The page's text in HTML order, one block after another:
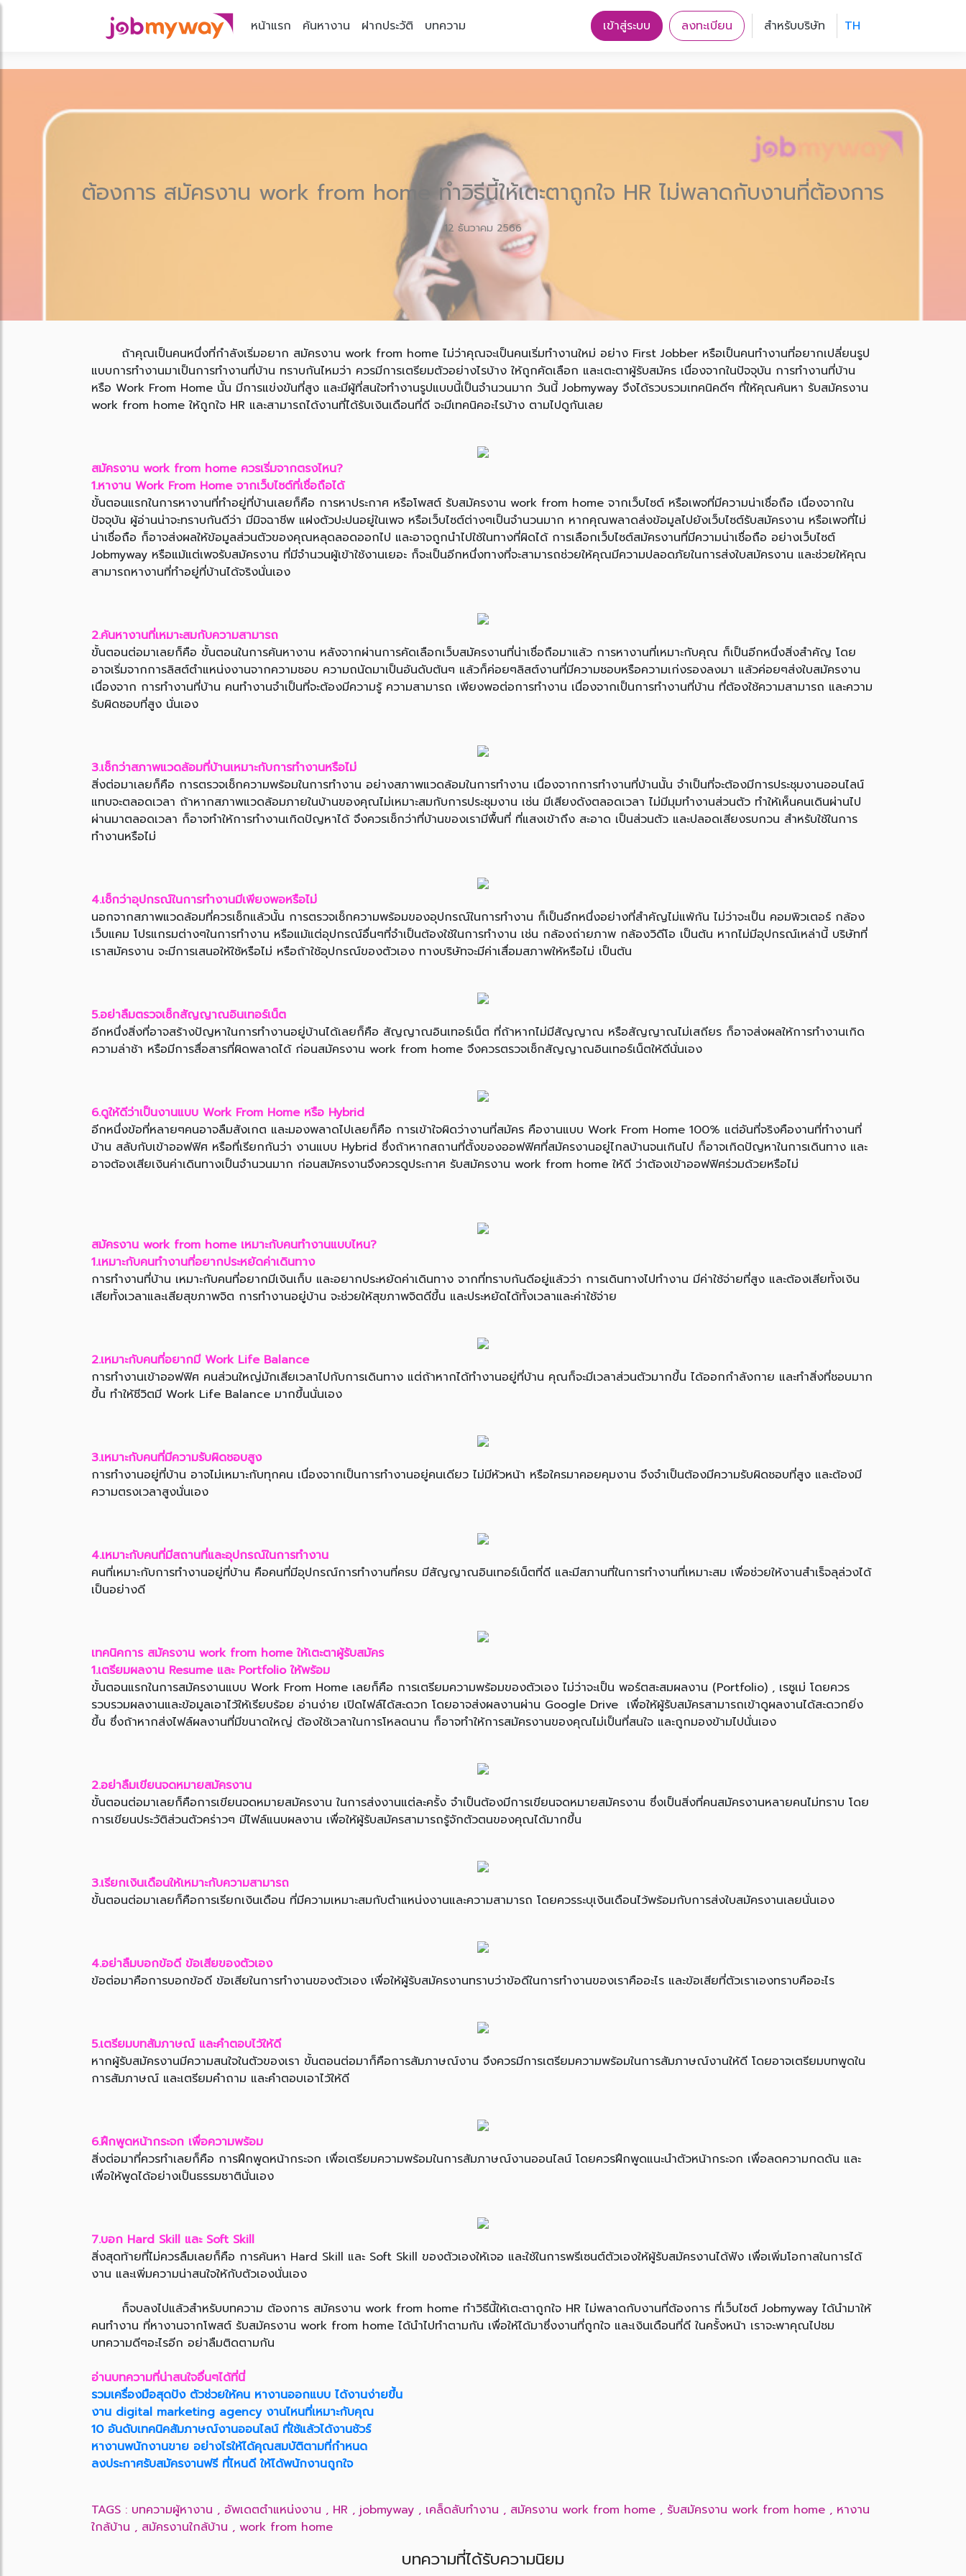
หน้าแรก ค้นหางาน ฝากประวัติ บทความ เข้าสู่ระบบ ลงทะเบียน สำหรับบริษัท TH
ต้องการ สมัครงาน work from home ทำวิธีนี้ให้เตะตาถูกใจ HR ไม่พลาดกับงานที่ต้องการ
12 ธันวาคม 2566
ถ้าคุณเป็นคนหนึ่งที่กำลังเริ่มอยาก สมัครงาน work from home ไม่ว่าคุณจะเป็นคนเริ่มทำงานใหม่ อย่าง First Jobber หรือเป็นคนทำงานที่อยากเปลี่ยนรูป
แบบการทำงานมาเป็นการทำงานที่บ้าน ทราบกันไหมว่า ควรมีการเตรียมตัวอย่างไรบ้าง ให้ถูกคัดเลือก และเตะตาผู้รับสมัคร เนื่องจากในปัจจุบัน การทำงานที่บ้าน
หรือ Work From Home นั้น มีการแข่งขันที่สูง และมีผู้ที่สนใจทำงานรูปแบบนี้เป็นจำนวนมาก วันนี้ Jobmyway จึงได้รวบรวมเทคนิคดีๆ ที่ให้คุณค้นหา รับสมัครงาน
work from home ให้ถูกใจ HR และสามารถได้งานที่ได้รับเงินเดือนที่ดี จะมีเทคนิคอะไรบ้าง ตามไปดูกันเลย
สมัครงาน work from home ควรเริ่มจากตรงไหน?
1.หางาน Work From Home จากเว็บไซต์ที่เชื่อถือได้
ขั้นตอนแรกในการหางานที่ทำอยู่ที่บ้านเลยก็คือ การหาประกาศ หรือโพสต์ รับสมัครงาน work from home จากเว็บไซต์ หรือเพจที่มีความน่าเชื่อถือ เนื่องจากใน
ปัจจุบัน ผู้อ่านน่าจะทราบกันดีว่า มีมิจฉาชีพ แฝงตัวปะปนอยู่ในเพจ หรือเว็บไซต์ต่างๆเป็นจำนวนมาก หากคุณพลาดส่งข้อมูลไปยังเว็บไซต์รับสมัครงาน หรือเพจที่ไม่
น่าเชื่อถือ ก็อาจส่งผลให้ข้อมูลส่วนตัวของคุณหลุดลอดออกไป และอาจถูกนำไปใช้ในทางที่ผิดได้ การเลือกเว็บไซต์สมัครงานที่มีความน่าเชื่อถือ อย่างเว็บไซต์
Jobmyway หรือแม้แต่เพจรับสมัครงาน ที่มีจำนวนผู้เข้าใช้งานเยอะ ก็จะเป็นอีกหนึ่งทางที่จะสามารถช่วยให้คุณมีความปลอดภัยในการส่งใบสมัครงาน และช่วยให้คุณ
สามารถหางานที่ทำอยู่ที่บ้านได้จริงนั่นเอง
2.ค้นหางานที่เหมาะสมกับความสามารถ
ขั้นตอนต่อมาเลยก็คือ ขั้นตอนในการค้นหางาน หลังจากผ่านการคัดเลือกเว็บสมัครงานที่น่าเชื่อถือมาแล้ว การหางานที่เหมาะกับคุณ ก็เป็นอีกหนึ่งสิ่งสำคัญ โดย
อาจเริ่มจากการลิสต์ตำแหน่งงานจากความชอบ ความถนัดมาเป็นอันดับต้นๆ แล้วก็ค่อยๆลิสต์งานที่มีความชอบหรือความเก่งรองลงมา แล้วค่อยๆส่งใบสมัครงาน
เนื่องจาก การทำงานที่บ้าน คนทำงานจำเป็นที่จะต้องมีความรู้ ความสามารถ เพียงพอต่อการทำงาน เนื่องจากเป็นการทำงานที่บ้าน ที่ต้องใช้ความสามารถ และความ
รับผิดชอบที่สูง นั่นเอง
3.เช็กว่าสภาพแวดล้อมที่บ้านเหมาะกับการทำงานหรือไม่
สิ่งต่อมาเลยก็คือ การตรวจเช็กความพร้อมในการทำงาน อย่างสภาพแวดล้อมในการทำงาน เนื่องจากการทำงานที่บ้านนั้น จำเป็นที่จะต้องมีการประชุมงานออนไลน์
แทบจะตลอดเวลา ถ้าหากสภาพแวดล้อมภายในบ้านของคุณไม่เหมาะสมกับการประชุมงาน เช่น มีเสียงดังตลอดเวลา ไม่มีมุมทำงานส่วนตัว ทำให้เห็นคนเดินผ่านไป
ผ่านมาตลอดเวลา ก็อาจทำให้การทำงานเกิดปัญหาได้ จึงควรเช็กว่าที่บ้านของเรามีพื้นที่ ที่แสงเข้าถึง สะอาด เป็นส่วนตัว และปลอดเสียงรบกวน สำหรับใช้ในการ
ทำงานหรือไม่
4.เช็กว่าอุปกรณ์ในการทำงานมีเพียงพอหรือไม่
นอกจากสภาพแวดล้อมที่ควรเช็กแล้วนั้น การตรวจเช็กความพร้อมของอุปกรณ์ในการทำงาน ก็เป็นอึกหนึ่งอย่างที่สำคัญไม่แพ้กัน ไม่ว่าจะเป็น คอมพิวเตอร์ กล้อง
เว็บแคม โปรแกรมต่างๆในการทำงาน หรือแม้แต่อุปกรณ์อื่นๆที่จำเป็นต้องใช้ในการทำงาน เช่น กล้องถ่ายภาพ กล้องวิดีโอ เป็นต้น หากไม่มีอุปกรณ์เหล่านี้ บริษัทที่
เราสมัครงาน จะมีการเสนอให้ใช้หรือไม่ หรือถ้าใช้อุปกรณ์ของตัวเอง ทางบริษัทจะมีค่าเสื่อมสภาพให้หรือไม่ เป็นต้น
5.อย่าลืมตรวจเช็กสัญญาณอินเทอร์เน็ต
อีกหนึ่งสิ่งที่อาจสร้างปัญหาในการทำงานอยู่บ้านได้เลยก็คือ สัญญาณอินเทอร์เน็ต ที่ถ้าหากไม่มีสัญญาณ หรือสัญญาณไม่เสถียร ก็อาจส่งผลให้การทำงานเกิด
ความล่าช้า หรือมีการสื่อสารที่ผิดพลาดได้ ก่อนสมัครงาน work from home จึงควรตรวจเช็กสัญญาณอินเทอร์เน็ตให้ดีนั่นเอง
6.ดูให้ดีว่าเป็นงานแบบ Work From Home หรือ Hybrid
อีกหนึ่งข้อที่หลายๆคนอาจลืมสังเกต และมองพลาดไปเลยก็คือ การเข้าใจผิดว่างานที่สมัคร คืองานแบบ Work From Home 100% แต่อันที่จริงคืองานที่ทำงานที่
บ้าน สลับกับเข้าออฟฟิศ หรือที่เรียกกันว่า งานแบบ Hybrid ซึ่งถ้าหากสถานที่ตั้งของออฟฟิศที่สมัครงานอยู่ไกลบ้านจนเกินไป ก็อาจเกิดปัญหาในการเดินทาง และ
อาจต้องเสียเงินค่าเดินทางเป็นจำนวนมาก ก่อนสมัครงานจึงควรดูประกาศ รับสมัครงาน work from home ให้ดี ว่าต้องเข้าออฟฟิศร่วมด้วยหรือไม่
สมัครงาน work from home เหมาะกับคนทำงานแบบไหน?
1.เหมาะกับคนทำงานที่อยากประหยัดค่าเดินทาง
การทำงานที่บ้าน เหมาะกับคนที่อยากมีเงินเก็บ และอยากประหยัดค่าเดินทาง จากที่ทราบกันดีอยู่แล้วว่า การเดินทางไปทำงาน มีค่าใช้จ่ายที่สูง และต้องเสียทั้งเงิน
เสียทั้งเวลาและเสียสุขภาพจิต การทำงานอยู่บ้าน จะช่วยให้สุขภาพจิตดีขึ้น และประหยัดได้ทั้งเวลาและค่าใช้จ่าย
2.เหมาะกับคนที่อยากมี Work Life Balance
การทำงานเข้าออฟฟิศ คนส่วนใหญ่มักเสียเวลาไปกับการเดินทาง แต่ถ้าหากได้ทำงานอยู่ที่บ้าน คุณก็จะมีเวลาส่วนตัวมากขึ้น ได้ออกกำลังกาย และทำสิ่งที่ชอบมาก
ขึ้น ทำให้ชีวิตมี Work Life Balance มากขึ้นนั่นเอง
3.เหมาะกับคนที่มีความรับผิดชอบสูง
การทำงานอยู่ที่บ้าน อาจไม่เหมาะกับทุกคน เนื่องจากเป็นการทำงานอยู่คนเดียว ไม่มีหัวหน้า หรือใครมาคอยคุมงาน จึงจำเป็นต้องมีความรับผิดชอบที่สูง และต้องมี
ความตรงเวลาสูงนั่นเอง
4.เหมาะกับคนที่มีสถานที่และอุปกรณ์ในการทำงาน
คนที่เหมาะกับการทำงานอยู่ที่บ้าน คือคนที่มีอุปกรณ์การทำงานที่ครบ มีสัญญาณอินเทอร์เน็ตที่ดี และมีสภานที่ในการทำงานที่เหมาะสม เพื่อช่วยให้งานสำเร็จลุล่วงได้
เป็นอย่างดี
เทคนิคการ สมัครงาน work from home ให้เตะตาผู้รับสมัคร
1.เตรียมผลงาน Resume และ Portfolio ให้พร้อม
ขั้นตอนแรกในการสมัครงานแบบ Work From Home เลยก็คือ การเตรียมความพร้อมของตัวเอง ไม่ว่าจะเป็น พอร์ตสะสมผลงาน (Portfolio) , เรซูเม่ โดยควร
รวบรวมผลงานและข้อมูลเอาไว้ให้เรียบร้อย อ่านง่าย เปิดไฟล์ได้สะดวก โดยอาจส่งผลงานผ่าน Google Drive เพื่อให้ผู้รับสมัครสามารถเข้าดูผลงานได้สะดวกยิ่ง
ขึ้น ซึ่งถ้าหากส่งไฟล์ผลงานที่มีขนาดใหญ่ ต้องใช้เวลาในการโหลดนาน ก็อาจทำให้การสมัครงานของคุณไม่เป็นที่สนใจ และถูกมองข้ามไปนั่นเอง
2.อย่าลืมเขียนจดหมายสมัครงาน
ขั้นตอนต่อมาเลยก็คือการเขียนจดหมายสมัครงาน ในการส่งงานแต่ละครั้ง จำเป็นต้องมีการเขียนจดหมายสมัครงาน ซึ่งเป็นสิ่งที่คนสมัครงานหลายคนไม่ทราบ โดย
การเขียนประวัติส่วนตัวคร่าวๆ มีไฟล์แนบผลงาน เพื่อให้ผู้รับสมัครสามารถรู้จักตัวตนของคุณได้มากขึ้น
3.เรียกเงินเดือนให้เหมาะกับความสามารถ
ขั้นตอนต่อมาเลยก็คือการเรียกเงินเดือน ที่มีความเหมาะสมกับตำแหน่งงานและความสามารถ โดยควรระบุเงินเดือนไว้พร้อมกับการส่งใบสมัครงานเลยนั่นเอง
4.อย่าลืมบอกข้อดี ข้อเสียของตัวเอง
ข้อต่อมาคือการบอกข้อดี ข้อเสียในการทำงานของตัวเอง เพื่อให้ผู้รับสมัครงานทราบว่าข้อดีในการทำงานของเราคืออะไร และข้อเสียที่ตัวเราเองทราบคืออะไร
5.เตรียมบทสัมภาษณ์ และคำตอบไว้ให้ดี
หากผู้รับสมัครงานมีความสนใจในตัวของเรา ขั้นตอนต่อมาก็คือการสัมภาษณ์งาน จึงควรมีการเตรียมความพร้อมในการสัมภาษณ์งานให้ดี โดยอาจเตรียมบทพูดใน
การสัมภาษณ์ และเตรียมคำถาม และคำตอบเอาไว้ให้ดี
6.ฝึกพูดหน้ากระจก เพื่อความพร้อม
สิ่งต่อมาที่ควรทำเลยก็คือ การฝึกพูดหน้ากระจก เพื่อเตรียมความพร้อมในการสัมภาษณ์งานออนไลน์ โดยควรฝึกพูดแนะนำตัวหน้ากระจก เพื่อลดความกดดัน และ
เพื่อให้พูดได้อย่างเป็นธรรมชาตินั่นเอง
7.บอก Hard Skill และ Soft Skill
สิ่งสุดท้ายที่ไม่ควรลืมเลยก็คือ การค้นหา Hard Skill และ Soft Skill ของตัวเองให้เจอ และใช้ในการพรีเซนต์ตัวเองให้ผู้รับสมัครงานได้ฟัง เพื่อเพิ่มโอกาสในการได้
งาน และเพิ่มความน่าสนใจให้กับตัวเองนั่นเอง
ก็จบลงไปแล้วสำหรับบทความ ต้องการ สมัครงาน work from home ทำวิธีนี้ให้เตะตาถูกใจ HR ไม่พลาดกับงานที่ต้องการ ที่เว็บไซต์ Jobmyway ได้นำมาให้
คนทำงาน ที่หางานจากโพสต์ รับสมัครงาน work from home ได้นำไปทำตามกัน เพื่อให้ได้มาซึ่งงานที่ถูกใจ และเงินเดือนที่ดี ในครั้งหน้า เราจะพาคุณไปชม
บทความดีๆอะไรอีก อย่าลืมติดตามกัน
อ่านบทความที่น่าสนใจอื่นๆได้ที่นี่
รวมเครื่องมือสุดปัง ตัวช่วยให้คน หางานออกแบบ ได้งานง่ายขึ้น
งาน digital marketing agency งานไหนที่เหมาะกับคุณ
10 อันดับเทคนิคสัมภาษณ์งานออนไลน์ ที่ใช้แล้วได้งานชัวร์
หางานพนักงานขาย อย่างไรให้ได้คุณสมบัติตามที่กำหนด
ลงประกาศรับสมัครงานฟรี ที่ไหนดี ให้ได้พนักงานถูกใจ
TAGS : บทความผู้หางาน , อัพเดตตำแหน่งงาน , HR , jobmyway , เคล็ดลับทำงาน , สมัครงาน work from home , รับสมัครงาน work from home , หางาน
ใกล้บ้าน , สมัครงานใกล้บ้าน , work from home
บทความที่ได้รับความนิยม